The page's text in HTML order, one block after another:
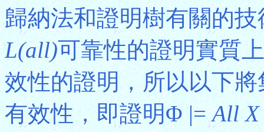
歸納法和證明樹有關的
L(all)可靠性的證明實質
效性的證明，所以以下
有效性，即證明Φ |=All X